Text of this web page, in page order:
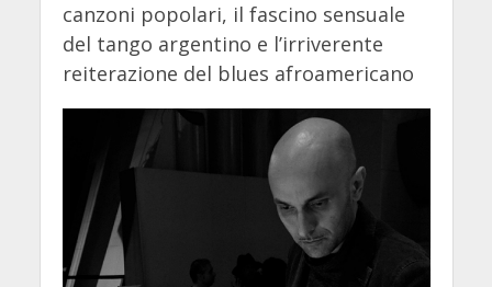
canzoni popolari, il fascino sensuale
del tango argentino e l’irriverente
reiterazione del blues afroamericano